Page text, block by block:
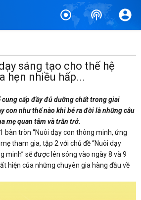
sáng tạo cho thế hệ
hẹn nhiều hấp...
cung cấp đầy đủ dưỡng chất trong giai
con như thế nào khi bé ra đời là những câu
mẹ quan tâm và trăn trở.
bàn tròn “Nuôi dạy con thông minh, ứng
tham gia, tập 2 với chủ đề “Nuôi dạy
minh” sẽ được lên sóng vào ngày 8 và 9
hiện của những chuyên gia hàng đầu về